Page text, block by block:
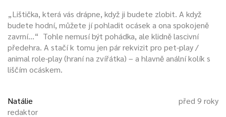
„Lištička, která vás drápne, když ji budete zlobit. A když
budete hodní, můžete jí pohladit ocásek a ona spokojeně
zavrní...“ Tohle nemusí být pohádka, ale klidně lascivní
předehra. A stačí k tomu jen pár rekvizit pro pet-play /
animal role-play (hraní na zvířátka) – a hlavně anální kolík s
liščím ocáskem.
Natálie
redaktor
před 9 roky